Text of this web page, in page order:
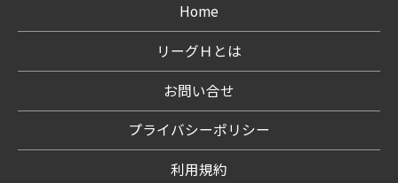
Home
リーグＨとは
お問い合せ
プライバシーポリシー
利用規約